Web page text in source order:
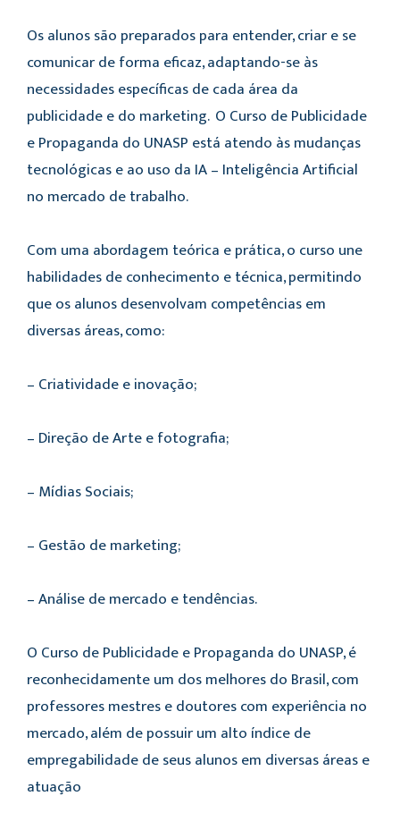
Os alunos são preparados para entender, criar e se
comunicar de forma eficaz, adaptando-se às
necessidades específicas de cada área da
publicidade e do marketing. O Curso de Publicidade
e Propaganda do UNASP está atendo às mudanças
tecnológicas e ao uso da IA – Inteligência Artificial
no mercado de trabalho.
Com uma abordagem teórica e prática, o curso une
habilidades de conhecimento e técnica, permitindo
que os alunos desenvolvam competências em
diversas áreas, como:
– Criatividade e inovação;
– Direção de Arte e fotografia;
– Mídias Sociais;
– Gestão de marketing;
– Análise de mercado e tendências.
O Curso de Publicidade e Propaganda do UNASP, é
reconhecidamente um dos melhores do Brasil, com
professores mestres e doutores com experiência no
mercado, além de possuir um alto índice de
empregabilidade de seus alunos em diversas áreas e
atuação